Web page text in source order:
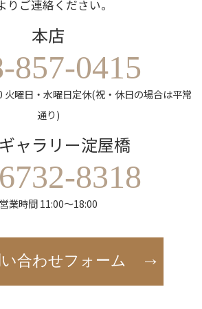
りご連絡ください。
本店
857-0415
火曜日・水曜日定休(祝・休日の場合は平常
通り)
ャラリー淀屋橋
8318
営業時間 11:00～18:00
合わせフォーム